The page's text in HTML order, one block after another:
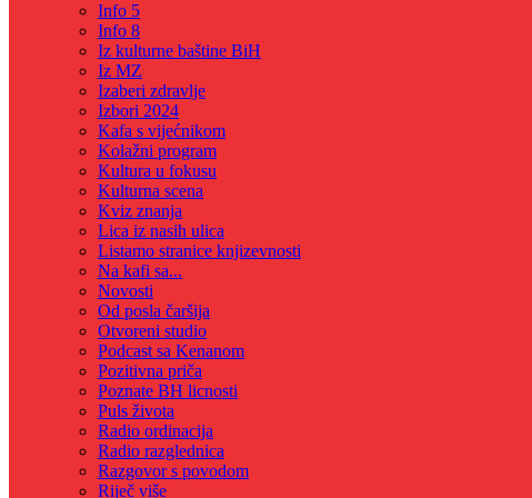
Info 5
Info 8
Iz kulturne baštine BiH
Iz MZ
Izaberi zdravlje
Izbori 2024
Kafa s vijećnikom
Kolažni program
Kultura u fokusu
Kulturna scena
Kviz znanja
Lica iz nasih ulica
Listamo stranice knjizevnosti
Na kafi sa...
Novosti
Od posla čaršija
Otvoreni studio
Podcast sa Kenanom
Pozitivna priča
Poznate BH licnosti
Puls života
Radio ordinacija
Radio razglednica
Razgovor s povodom
Riječ više